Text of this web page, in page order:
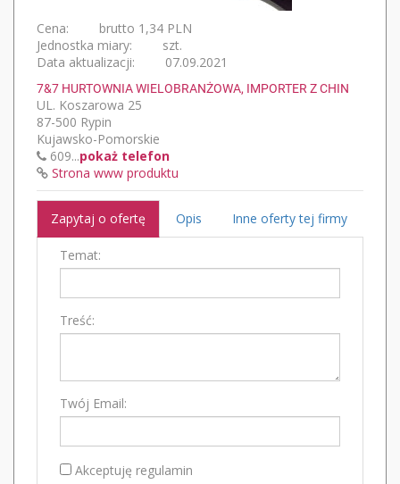
Cena:
brutto 1,34 PLN
Jednostka miary:
szt.
Data aktualizacji:
07.09.2021
7&7 HURTOWNIA WIELOBRANŻOWA, IMPORTER Z CHIN
UL. Koszarowa 25
87-500 Rypin
Kujawsko-Pomorskie
609...pokaż telefon
Strona www produktu
Zapytaj o ofertę Opis Inne oferty tej firmy
Temat:
Treść:
Twój Email:
Akceptuję regulamin